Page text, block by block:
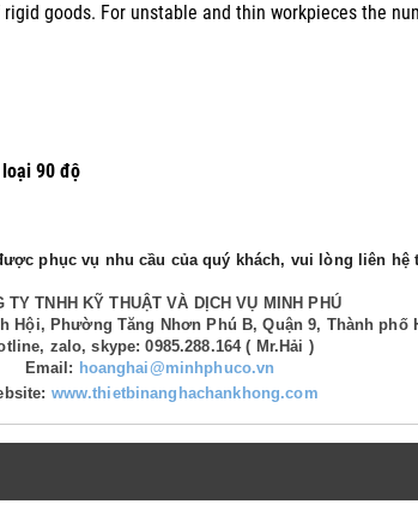
goods. For unstable and thin workpieces the
90 độ
phục vụ nhu cầu của quý khách, vui lòng liên hệ
TY TNHH KỸ THUẬT VÀ DỊCH VỤ MINH PHÚ
Phường Tăng Nhơn Phú B, Quận 9, Thành phố
zalo, skype: 0985.288.164 ( Mr.Hải )
Email: hoanghai@minhphuco.vn
www.thietbinanghachankhong.com